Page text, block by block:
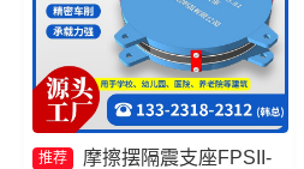
推荐
摩擦摆隔震支座FPSII-